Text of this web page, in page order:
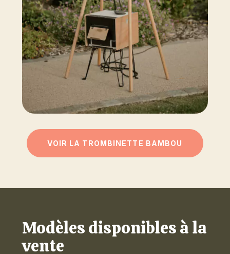
VOIR LA TROMBINETTE BAMBOU
Modèles disponibles à la
vente